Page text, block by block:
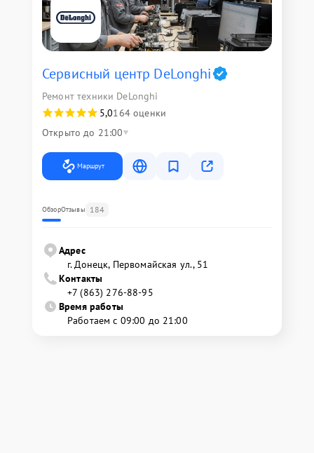
Сервисный центр DeLonghi
Ремонт техники DeLonghi
5,0164 оценки
Открыто до 21:00
Маршрут
ОбзорОтзывы 184
Адрес
г. Донецк, Первомайская ул., 51
Контакты
+7 (863) 276-88-95
Время работы
Работаем с 09:00 до 21:00